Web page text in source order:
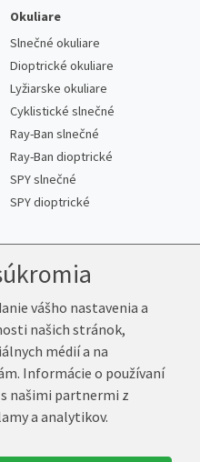
Okuliare
Slnečné okuliare
Dioptrické okuliare
Lyžiarske okuliare
Cyklistické slnečné
Ray-Ban slnečné
Ray-Ban dioptrické
SPY slnečné
SPY dioptrické
vášho nastavenia a
našich stránok,
médií a na
Informácie o používaní
našimi partnermi z
a analytikov.